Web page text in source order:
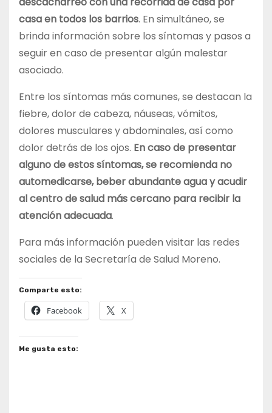
casa en todos los barrios. En simultáneo, se
brinda información sobre los síntomas y pasos a
seguir en caso de presentar algún malestar
asociado.
Entre los síntomas más comunes, se destacan la
fiebre, dolor de cabeza, náuseas, vómitos,
dolores musculares y abdominales, así como
dolor detrás de los ojos. En caso de presentar
alguno de estos síntomas, se recomienda no
automedicarse, beber abundante agua y acudir
al centro de salud más cercano para recibir la
atención adecuada.
Para más información pueden visitar las redes
sociales de la Secretaría de Salud Moreno.
Comparte esto:
Facebook X
Me gusta esto: